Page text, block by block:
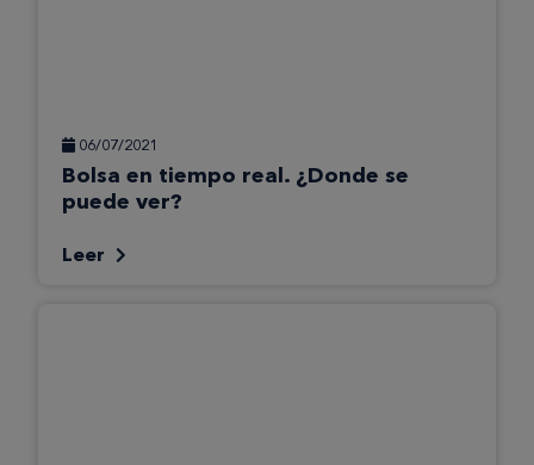
06/07/2021
Bolsa en tiempo real. ¿Donde se
puede ver?
Leer